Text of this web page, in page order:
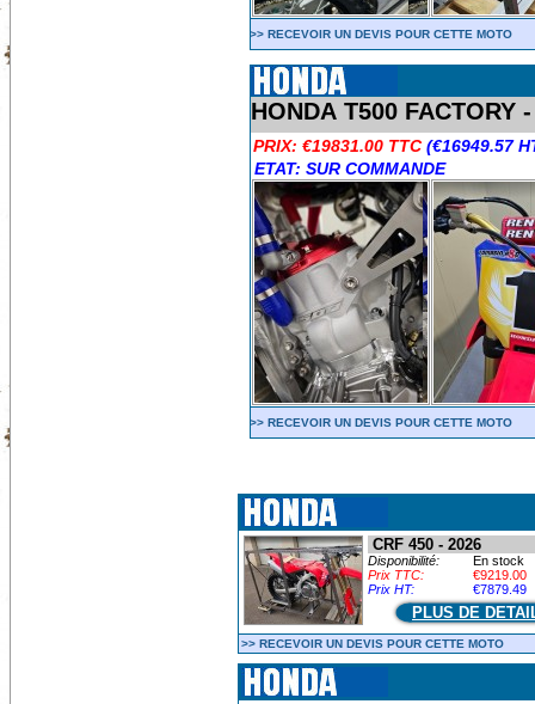
>> RECEVOIR UN DEVIS POUR CETTE MOTO
HONDA T500 FACTORY
PRIX: €19831.00 TTC (€16949.57
ETAT: SUR COMMANDE
>> RECEVOIR UN DEVIS POUR CETTE MOTO
CRF 450 - 2026
Disponibilité:
En stock
Prix TTC:
€9219.00
Prix HT:
€7879.49
PLUS DE
>> RECEVOIR UN DEVIS POUR CETTE MOTO